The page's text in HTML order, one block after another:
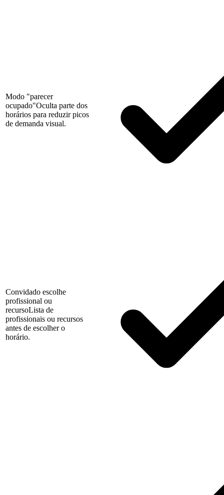
Modo "parecer
ocupado"Oculta parte dos
horários para reduzir picos
de demanda visual.
Convidado escolhe
profissional ou
recursoLista de
profissionais ou recursos
antes de escolher o
horário.